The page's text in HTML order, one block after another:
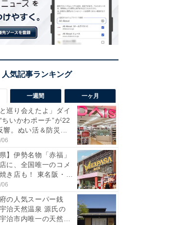
一週間 一ヶ月
と巡り会えたよ」ダイ
ちいかわポーチ”が22
響。ぬい活＆防災...
06
】伊勢名物「赤福」
に、全国唯一のコメ
き店も！ 東名阪・
06
府の人気スーパー銭
治天然温泉 源氏の
治市内唯一の天然温